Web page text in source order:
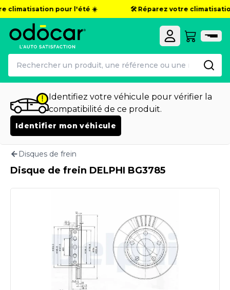
climatisation pour l'été ☀️ 🛠️ Réparez votre
Identifiez votre véhicule pour vérifier la
compatibilité de ce produit.
Identifier mon véhicule
Disques de frein
Disque de frein DELPHI BG3785